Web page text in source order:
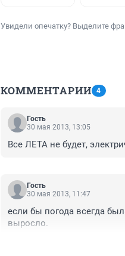
Увидели опечатку? Выделите
КОММЕНТАРИИ 4
Гость
30 мая 2013, 13:05
Все ЛЕТА не будет,
Гость
30 мая 2013, 11:47
если бы погода всегда
выросло.